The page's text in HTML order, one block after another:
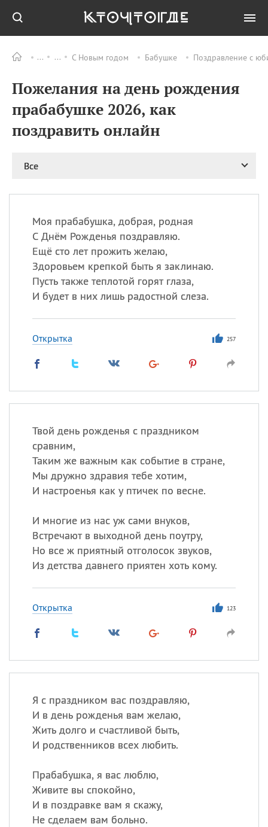
С Новым годом Бабушке Поздравление с
Пожелания на день рождения
прабабушке 2026, как
поздравить онлайн
Все
Моя прабабушка, добрая, родная
С Днём Рожденья поздравляю.
Ещё сто лет прожить желаю,
Здоровьем крепкой быть я заклинаю.
Пусть также теплотой горят глаза,
И будет в них лишь радостной слеза.
Открытка 257
Твой день рожденья с праздником
сравним,
Таким же важным как событие в стране,
Мы дружно здравия тебе хотим,
И настроенья как у птичек по весне.
И многие из нас уж сами внуков,
Встречают в выходной день поутру,
Но все ж приятный отголосок звуков,
Из детства давнего приятен хоть кому.
Открытка 123
Я с праздником вас поздравляю,
И в день рожденья вам желаю,
Жить долго и счастливой быть,
И родственников всех любить.
Прабабушка, я вас люблю,
Живите вы спокойно,
И в поздравке вам я скажу,
Не сделаем вам больно.
ПРАЗДНИКИ Все
06.08 Преображение
Господне у западных
христиан
06.08 День памяти
07.08 День ассирийских
07.08 Национальный день
маяка
07.08 Годовщина битвы при
Бояка
ИМЕНА
Анатолий , Афанасий,Борис
Кристина
происхождение